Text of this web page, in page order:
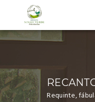
2. Cole este código
Requinte,